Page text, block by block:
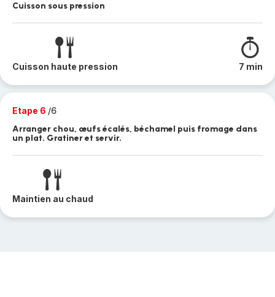
Cuisson sous pression
Cuisson haute pression 7 min
Etape 6 /6
Arranger chou, œufs écalés, béchamel puis fromage dans
un plat. Gratiner et servir.
Maintien au chaud